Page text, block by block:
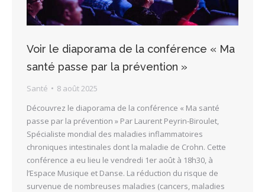
Voir le diaporama de la conférence « Ma
santé passe par la prévention »
Santé
8 août 2025
Découvrez le diaporama de la conférence « Ma santé
passe par la prévention » Par Laurent Peyrin-Biroulet,
Spécialiste mondial des maladies inflammatoires
chroniques intestinales dont la maladie de Crohn. Cette
conférence a eu lieu le vendredi 1er août à 18h30, à
l’Espace Musique et Danse. La réduction du risque de
survenue de nombreuses maladies (cancers, maladies